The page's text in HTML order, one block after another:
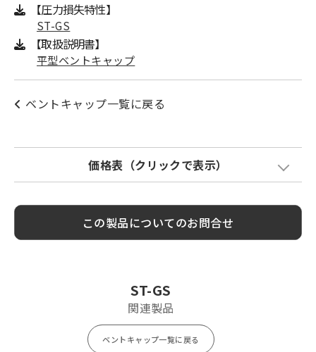
【圧力損失特性】
ST-GS
【取扱説明書】
平型ベントキャップ
ベントキャップ一覧に戻る
価格表（クリックで表示）
標準価格
ST100GS
¥ 2,500 ¥ 600
¥ 1,500
【2管路製品】
標準価格 金網加算
この製品についてのお問合せ
ST-GS
関連製品
ベントキャップ一覧に戻る